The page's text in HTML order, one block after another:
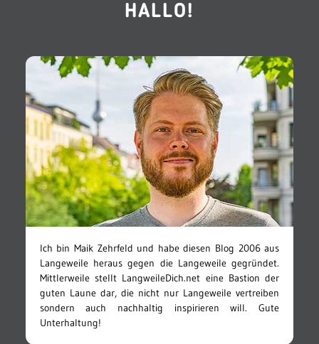
HALLO!
Ich bin Maik Zehrfeld und habe diesen Blog 2006 aus
Langeweile heraus gegen die Langeweile gegründet.
Mittlerweile stellt LangweileDich.net eine Bastion der
guten Laune dar, die nicht nur Langeweile vertreiben
sondern auch nachhaltig inspirieren will. Gute
Unterhaltung!